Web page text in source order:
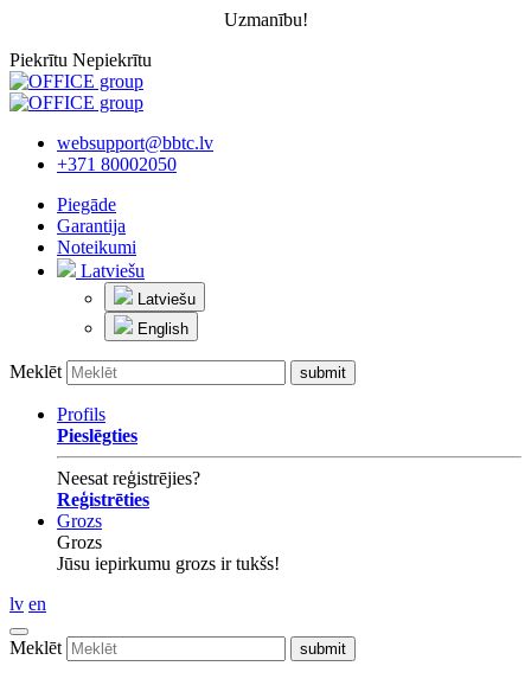
Uzmanību!
Piekrītu Nepiekrītu
websupport@bbtc.lv
+371 80002050
Piegāde
Garantija
Noteikumi
Latviešu
Latviešu
English
Meklēt
Profils
Pieslēgties
Neesat reģistrējies?
Reģistrēties
Grozs
Grozs
Jūsu iepirkumu grozs ir tukšs!
lv en
Meklēt